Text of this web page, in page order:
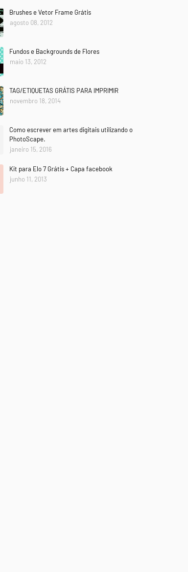
Brushes e Vetor Frame Grátis
agosto 08, 2012
Fundos e Backgrounds de Flores
maio 13, 2012
TAG/ETIQUETAS GRÁTIS PARA IMPRIMIR
novembro 18, 2014
Como escrever em artes digitais utilizando o
PhotoScape.
janeiro 15, 2016
Kit para Elo 7 Grátis + Capa facebook
junho 11, 2013